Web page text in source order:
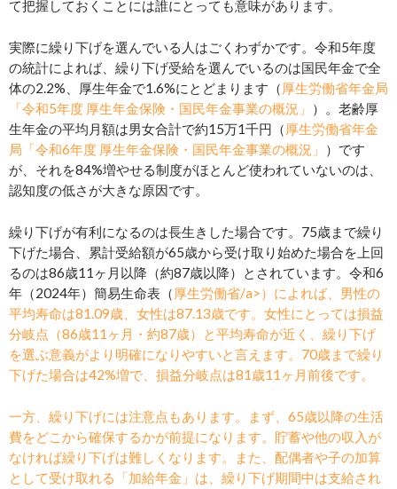
て把握しておくことには誰にとっても意味があります。
実際に繰り下げを選んでいる人はごくわずかです。令和5年度
の統計によれば、繰り下げ受給を選んでいるのは国民年金で全
体の2.2%、厚生年金で1.6%にとどまります（ 厚生労働省年金局
「令和5年度 厚生年金保険・国民年金事業の概況」
）。老齢厚
生年金の平均月額は男女合計で約15万1千円（ 厚生労働省年金
局「令和6年度 厚生年金保険・国民年金事業の概況」
）です
が、それを84%増やせる制度がほとんど使われていないのは、
認知度の低さが大きな原因です。
繰り下げが有利になるのは長生きした場合です。75歳まで繰り
下げた場合、累計受給額が65歳から受け取り始めた場合を上回
るのは86歳11ヶ月以降（約87歳以降）とされています。令和6
年（2024年）簡易生命表（ 厚生労働省/a>）によれば、男性の
平均寿命は81.09歳、女性は87.13歳です。女性にとっては損益
分岐点（86歳11ヶ月・約87歳）と平均寿命が近く、繰り下げ
を選ぶ意義がより明確になりやすいと言えます。70歳まで繰り
下げた場合は42%増で、損益分岐点は81歳11ヶ月前後です。
一方、繰り下げには注意点もあります。まず、65歳以降の生活
費をどこから確保するかが前提になります。貯蓄や他の収入が
なければ繰り下げは難しくなります。また、配偶者や子の加算
として受け取れる「加給年金」は、繰り下げ期間中は支給され